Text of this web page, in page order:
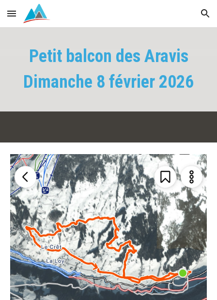
Skip to main content Skip to navigation
Petit balcon des Aravis
Dimanche 8 février 2026